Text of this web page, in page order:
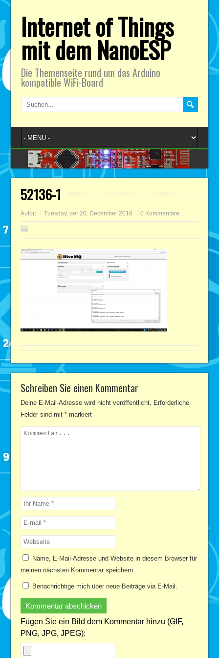
Internet of Things
mit dem NanoESP
Die Themenseite rund um das Arduino
kompatible WiFi-Board
52136-1
Autor: Tuesday, der 20. December 2016 0 Kommentare
Schreiben Sie einen Kommentar
Deine E-Mail-Adresse wird nicht veröffentlicht. Erforderliche
Felder sind mit* markiert
Name, E-Mail-Adresse und Website in diesem Browser für
meinen nächsten Kommentar speichern.
Benachrichtige mich über neue Beiträge via E-Mail.
Fügen Sie ein Bild dem Kommentar hinzu (GIF,
PNG, JPG, JPEG):